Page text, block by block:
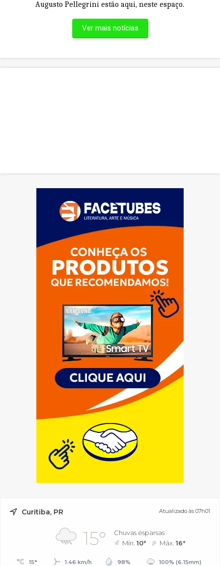
Augusto Pellegrini estão aqui, neste espaço.
Ver mais notícias
Curitiba, PR Atualizado às 07h01
15°
Chuvas esparsas
Mín.10° Máx.16°
15° 1.46 km/h 98% 100% (6.15mm)